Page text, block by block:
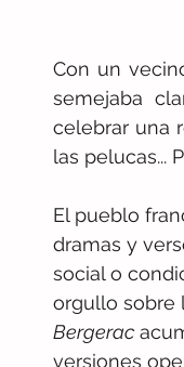
Con un
semejaba
celebrar una
las pelucas...
El pueblo
dramas y
social o
orgullo sobre
Bergerac
versiones